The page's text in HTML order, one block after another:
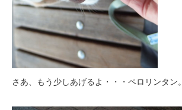
さあ、もう少しあげるよ・・・ペロリンタン。